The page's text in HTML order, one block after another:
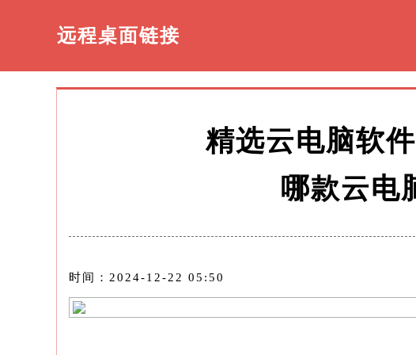
远程桌面链接
精选云电脑软
哪款云电
时间：2024-12-22 05:50